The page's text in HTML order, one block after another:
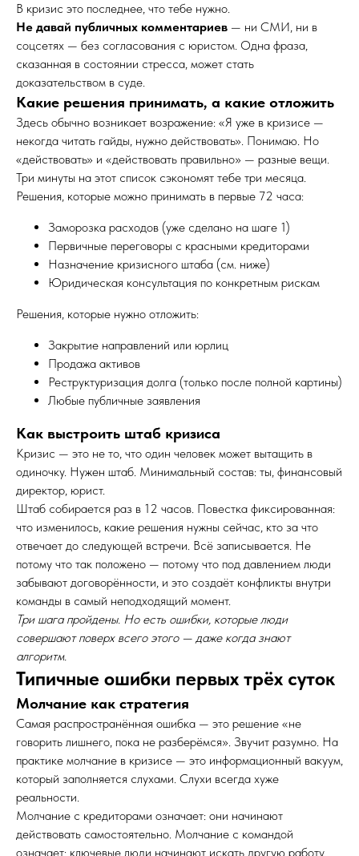
В кризис это последнее, что тебе нужно.
Не давай публичных комментариев — ни СМИ, ни в
соцсетях — без согласования с юристом. Одна фраза,
сказанная в состоянии стресса, может стать
доказательством в суде.
Какие решения принимать, а какие отложить
Здесь обычно возникает возражение: «Я уже в кризисе —
некогда читать гайды, нужно действовать». Понимаю. Но
«действовать» и «действовать правильно» — разные вещи.
Три минуты на этот список сэкономят тебе три месяца.
Решения, которые можно принимать в первые 72 часа:
Заморозка расходов (уже сделано на шаге 1)
Первичные переговоры с красными кредиторами
Назначение кризисного штаба (см. ниже)
Юридическая консультация по конкретным рискам
Решения, которые нужно отложить:
Закрытие направлений или юрлиц
Продажа активов
Реструктуризация долга (только после полной картины)
Любые публичные заявления
Как выстроить штаб кризиса
Кризис — это не то, что один человек может вытащить в
одиночку. Нужен штаб. Минимальный состав: ты, финансовый
директор, юрист.
Штаб собирается раз в 12 часов. Повестка фиксированная:
что изменилось, какие решения нужны сейчас, кто за что
отвечает до следующей встречи. Всё записывается. Не
потому что так положено — потому что под давлением люди
забывают договорённости, и это создаёт конфликты внутри
команды в самый неподходящий момент.
Три шага пройдены. Но есть ошибки, которые люди
совершают поверх всего этого — даже когда знают
алгоритм.
Типичные ошибки первых трёх суток
Молчание как стратегия
Самая распространённая ошибка — это решение «не
говорить лишнего, пока не разберёмся». Звучит разумно. На
практике молчание в кризисе — это информационный вакуум,
который заполняется слухами. Слухи всегда хуже
реальности.
Молчание с кредиторами означает: они начинают
действовать самостоятельно. Молчание с командой
означает: ключевые люди начинают искать другую работу.